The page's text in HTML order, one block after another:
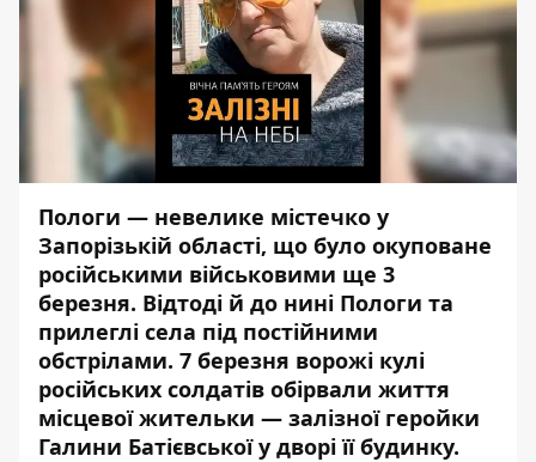
Пологи — невелике містечко у
Запорізькій області, що було окуповане
російськими військовими ще 3
березня. Відтоді й до нині Пологи та
прилеглі села під постійними
обстрілами. 7 березня ворожі кулі
російських солдатів обірвали життя
місцевої жительки — залізної геройки
Галини Батієвської у дворі її будинку.